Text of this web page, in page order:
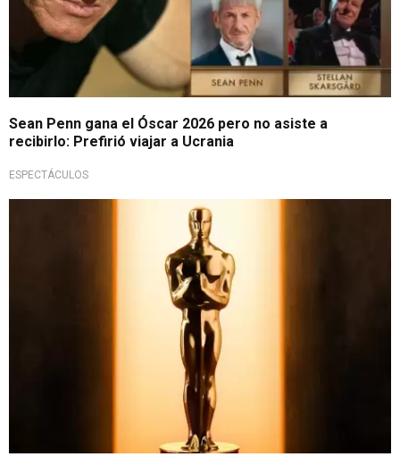
Sean Penn gana el Óscar 2026 pero no asiste a
recibirlo: Prefirió viajar a Ucrania
ESPECTÁCULOS